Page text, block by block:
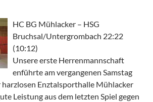
HC BG Mühlacker – HSG
Bruchsal/Untergrombach 22:22
(10:12)
Unsere erste Herrenmannschaft
enführte am vergangenen Samstag
harzlosen Enztalsporthalle Mühlacker
Leistung aus dem letzten Spiel gegen